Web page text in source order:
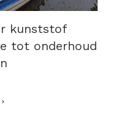
kunststof
tot onderhoud